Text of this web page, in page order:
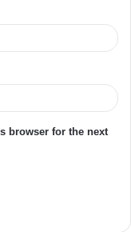
browser for the next